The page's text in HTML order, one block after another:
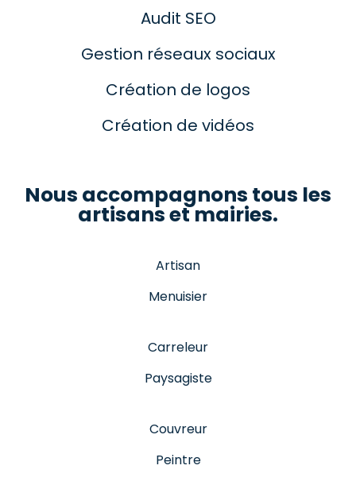
Audit SEO
Gestion réseaux sociaux
Création de logos
Création de vidéos
Nous accompagnons tous les
artisans et mairies.
Artisan
Menuisier
Carreleur
Paysagiste
Couvreur
Peintre